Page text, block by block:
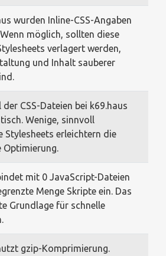
wurden Inline-CSS-Angaben
möglich, sollten diese
verlagert werden,
und Inhalt sauberer
der CSS-Dateien bei k69.haus
Wenige, sinnvoll
Stylesheets erleichtern die
Optimierung.
mit 0 JavaScript-Dateien
Menge Skripte ein. Das
Grundlage für schnelle
gzip-Komprimierung.